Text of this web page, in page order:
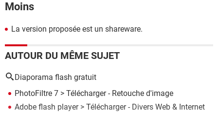
Moins
La version proposée est un shareware.
AUTOUR DU MÊME SUJET
Diaporama flash gratuit
PhotoFiltre 7 > Télécharger - Retouche d'image
Adobe flash player> Télécharger - Divers Web & Internet